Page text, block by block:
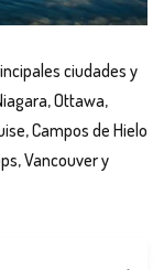
ciudades y
Ottawa,
Campos de Hielo
Vancouver y